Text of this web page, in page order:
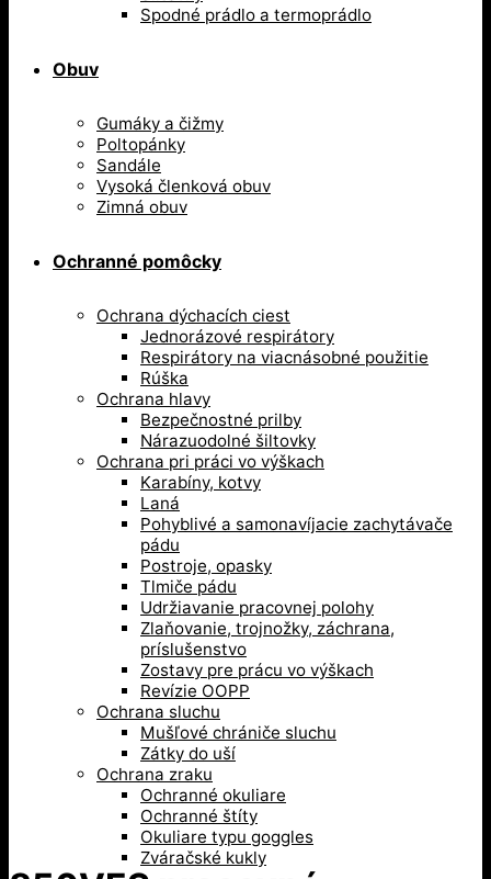
Spodné prádlo a termoprádlo
Obuv
Gumáky a čižmy
Poltopánky
Sandále
Vysoká členková obuv
Zimná obuv
Ochranné pomôcky
Ochrana dýchacích ciest
Jednorázové respirátory
Respirátory na viacnásobné použitie
Rúška
Ochrana hlavy
Bezpečnostné prilby
Nárazuodolné šiltovky
Ochrana pri práci vo výškach
Karabíny, kotvy
Laná
Pohyblivé a samonavíjacie zachytávače
pádu
Postroje, opasky
Tlmiče pádu
Udržiavanie pracovnej polohy
Zlaňovanie, trojnožky, záchrana,
príslušenstvo
Zostavy pre prácu vo výškach
Revízie OOPP
Ochrana sluchu
Mušľové chrániče sluchu
Zátky do uší
Ochrana zraku
Ochranné okuliare
Ochranné štíty
Okuliare typu goggles
Zváračské kukly